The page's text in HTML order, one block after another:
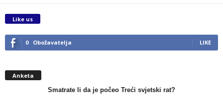
Like us
0 Obožavatelja LIKE
Anketa
Smatrate li da je počeo Treći svjetski rat?